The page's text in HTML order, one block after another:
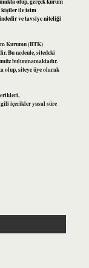
kişiler ile isim
ve tavsiye niteliği
Kurumu (BTK)
Bu nedenle, sitedeki
bulunmamaktadır.
olup, siteye üye olarak
içerikler yasal süre